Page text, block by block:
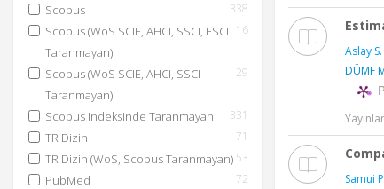
Scopus 338
Scopus (WoS SCIE, AHCI, SSCI, ESCI
Taranmayan)
16
Scopus (WoS SCIE, AHCI, SSCI
Taranmayan)
29
Scopus Indeksinde Taranmayan 331
TR Dizin 71
TR Dizin (WoS, Scopus Taranmayan) 53
PubMed 72
Aslay S.
DÜMF
Samui